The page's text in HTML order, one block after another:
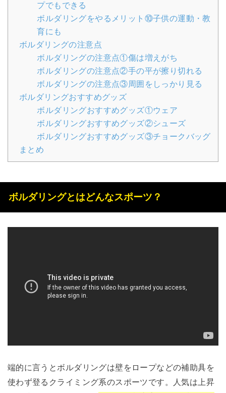
プでもできる
ボルダリングをやるメリット⑩子供の運動・教
育にも
ボルダリングの注意点
ボルダリングの注意点①傷は増えがち
ボルダリングの注意点②手の平が擦り切れる
ボルダリングの注意点③周囲をしっかり見る
ボルダリングおすすめグッズ
ボルダリングおすすめグッズ①ウェア
ボルダリングおすすめグッズ②シューズ
ボルダリングおすすめグッズ③チョークバッグ
まとめ
ボルダリングとはどんなスポーツ？
端的に言うとボルダリングは壁をロープなどの補助具を
使わず登るクライミング系のスポーツです。人気は上昇